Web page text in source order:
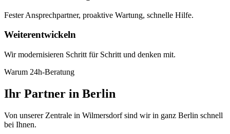
Fester Ansprechpartner, proaktive Wartung, schnelle Hilfe.
Weiterentwickeln
Wir modernisieren Schritt für Schritt und denken mit.
Warum 24h-Beratung
Ihr Partner in Berlin
Von unserer Zentrale in Wilmersdorf sind wir in ganz Berlin schnell
bei Ihnen.